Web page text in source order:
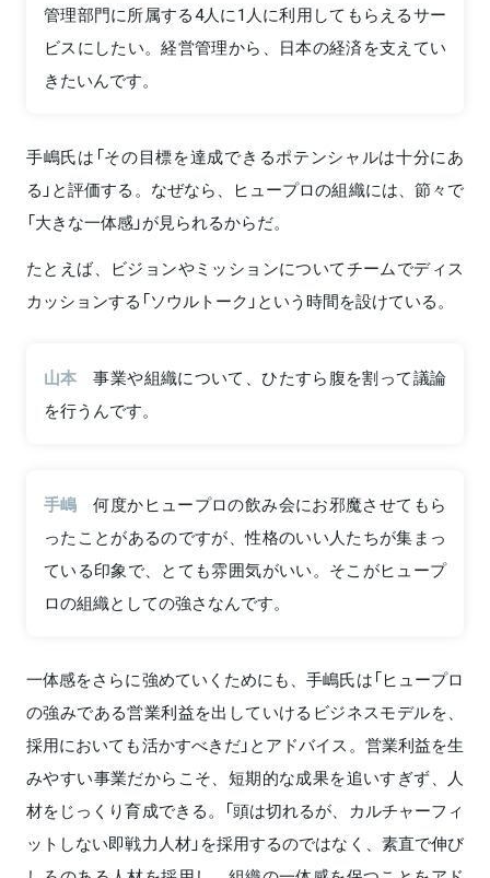
管理部門に所属する4人に1人に利用してもらえるサー
ビスにしたい。経営管理から、日本の経済を支えてい
きたいんです。
手嶋氏は「その目標を達成できるポテンシャルは十分にあ
る」と評価する。なぜなら、ヒュープロの組織には、節々で
「大きな一体感」が見られるからだ。
たとえば、ビジョンやミッションについてチームでディス
カッションする「ソウルトーク」という時間を設けている。
山本
事業や組織について、ひたすら腹を割って議論
を行うんです。
手嶋
何度かヒュープロの飲み会にお邪魔させてもら
ったことがあるのですが、性格のいい人たちが集まっ
ている印象で、とても雰囲気がいい。そこがヒュープ
ロの組織としての強さなんです。
一体感をさらに強めていくためにも、手嶋氏は「ヒュープロ
の強みである営業利益を出していけるビジネスモデルを、
採用においても活かすべきだ」とアドバイス。営業利益を生
みやすい事業だからこそ、短期的な成果を追いすぎず、人
材をじっくり育成できる。「頭は切れるが、カルチャーフィ
ットしない即戦力人材」を採用するのではなく、素直で伸び